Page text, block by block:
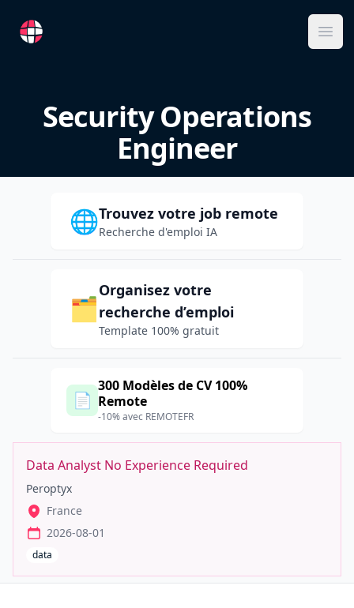
RemoteFR
Security Operations
Engineer
🌐Trouvez votre job remote
Recherche d'emploi IA
🗂️
Organisez votre
recherche d’emploi
Template 100% gratuit
📄
300 Modèles de CV 100%
Remote
-10% avec REMOTEFR
Data Analyst No Experience Required
Peroptyx
France
2026-08-01
data